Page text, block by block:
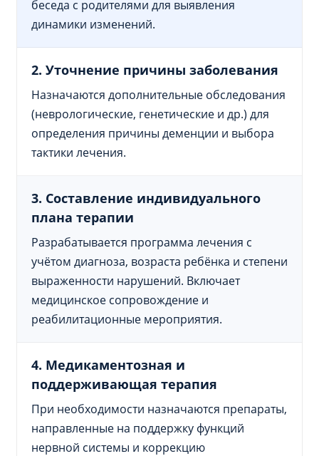
беседа с родителями для выявления
динамики изменений.
2. Уточнение причины заболевания
Назначаются дополнительные обследования
(неврологические, генетические и др.) для
определения причины деменции и выбора
тактики лечения.
3. Составление индивидуального
плана терапии
Разрабатывается программа лечения с
учётом диагноза, возраста ребёнка и степени
выраженности нарушений. Включает
медицинское сопровождение и
реабилитационные мероприятия.
4. Медикаментозная и
поддерживающая терапия
При необходимости назначаются препараты,
направленные на поддержку функций
нервной системы и коррекцию